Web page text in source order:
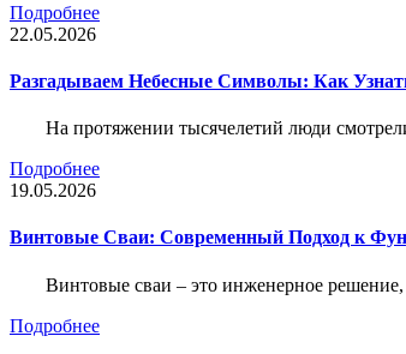
Подробнее
22.05.2026
Разгадываем Небесные Символы: Как
На протяжении тысячелетий люди
Подробнее
19.05.2026
Винтовые Сваи: Современный Подход к
Винтовые сваи – это инженерное решение,
Подробнее